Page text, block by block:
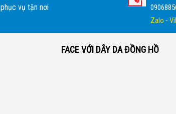
phục vụ tận nơi
Zalo -
FACE VỚI DÂY DA ĐỒNG HỒ